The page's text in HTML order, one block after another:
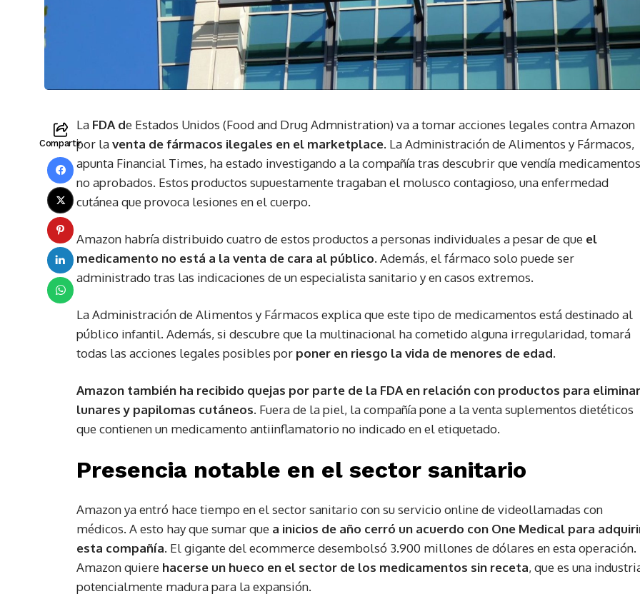
Compartir
La FDA de Estados Unidos (Food and Drug Admnistration) va a tomar acciones legales contra Amazon
por laventa de fármacos ilegales en el marketplace. La Administración de Alimentos y Fármacos,
apunta Financial Times, ha estado investigando a la compañía tras descubrir que vendía medicamentos
no aprobados. Estos productos supuestamente tragaban el molusco contagioso, una enfermedad
cutánea que provoca lesiones en el cuerpo.
Amazon habría distribuido cuatro de estos productos a personas individuales a pesar de que el
medicamento no está a la venta de cara al público. Además, el fármaco solo puede ser
administrado tras las indicaciones de un especialista sanitario y en casos extremos.
La Administración de Alimentos y Fármacos explica que este tipo de medicamentos está destinado al
público infantil. Además, si descubre que la multinacional ha cometido alguna irregularidad, tomará
todas las acciones legales posibles por poner en riesgo la vida de menores de edad.
Amazon también ha recibido quejas por parte de la FDA en relación con productos para eliminar
lunares y papilomas cutáneos. Fuera de la piel, la compañía pone a la venta suplementos dietéticos
que contienen un medicamento antiinflamatorio no indicado en el etiquetado.
Presencia notable en el sector sanitario
Amazon ya entró hace tiempo en el sector sanitario con su servicio online de videollamadas con
médicos. A esto hay que sumar que a inicios de año cerró un acuerdo con One Medical para
esta compañía. El gigante del ecommerce desembolsó 3.900 millones de dólares en esta operación.
Amazon quiere hacerse un hueco en el sector de los medicamentos sin receta, que es una
potencialmente madura para la expansión.